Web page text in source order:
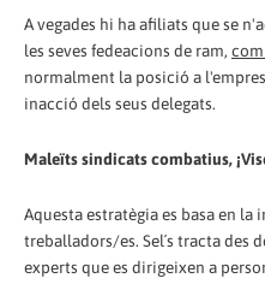
A vegades hi ha afiliats que se
les seves fedeacions de ram, com
normalment la posició a
inacció dels seus delegats.
Maleïts sindicats combatius,
Aquesta estratègia es basa en
treballadors/es. Sel´s tracta des
experts que es dirigeixen a